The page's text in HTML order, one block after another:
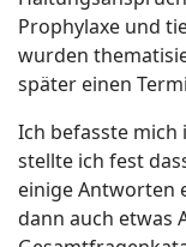
Prophylaxe und
wurden
später einen
Ich befasste
stellte ich fest
einige Antworten
dann auch etwas